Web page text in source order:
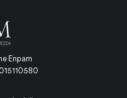
Enpam